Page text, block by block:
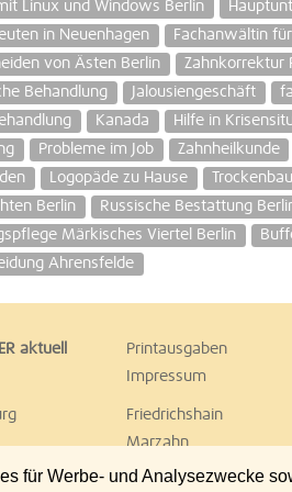
für Werbe- und Analysezwecke
Linux und Windows Berlin
in Neuenhagen
Fachanwältin
von Ästen Berlin
Zahnkorrektur
Behandlung
Jalousiengeschäft
Kanada Hilfe in
Probleme im Job Zahnheilkunde
Logopäde zu Hause
Berlin
Russische Bestattung
Märkisches Viertel Berlin
Ahrensfelde
aktuell Printausgaben
Impressum
Friedrichshain
Marzahn
Schöneberg